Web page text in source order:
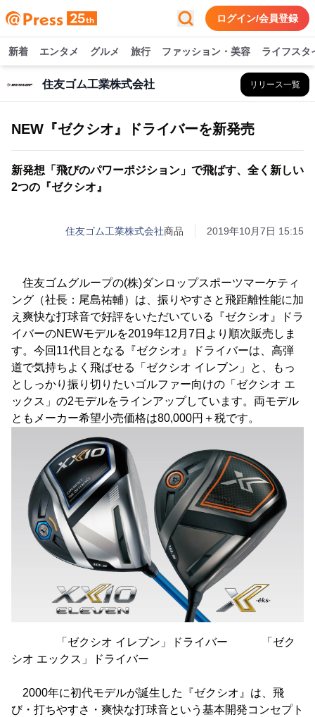
ログイン/会員登録
新着 エンタメ グルメ 旅行 ファッション・美容 ライフスタ
住友ゴム工業株式会社 リリース一覧
NEW『ゼクシオ』ドライバーを新発売
新発想「飛びのパワーポジション」で飛ばす、全く新しい
2つの『ゼクシオ』
住友ゴム工業株式会社商品 2019年10月7日 15:15
住友ゴムグループの(株)ダンロップスポーツマーケティ
ング（社長：尾島祐輔）は、振りやすさと飛距離性能に加
え爽快な打球音で好評をいただいている『ゼクシオ』ドラ
イバーのNEWモデルを2019年12月7日より順次販売しま
す。今回11代目となる『ゼクシオ』ドライバーは、高弾
道で気持ちよく飛ばせる「ゼクシオ イレブン」と、もっ
としっかり振り切りたいゴルファー向けの「ゼクシオ エ
ックス」の2モデルをラインアップしています。両モデル
ともメーカー希望小売価格は80,000円＋税です。
「ゼクシオ イレブン」ドライバー 「ゼク
シオ エックス」ドライバー
2000年に初代モデルが誕生した『ゼクシオ』は、飛
び・打ちやすさ・爽快な打球音という基本開発コンセプト